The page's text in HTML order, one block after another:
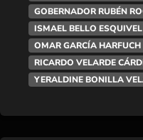
GOBERNADOR RUBÉN
ISMAEL BELLO ESQUIVEL
OMAR GARCÍA HARFUCH
RICARDO VELARDE
YERALDINE BONILLA